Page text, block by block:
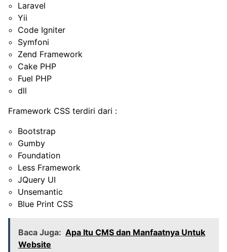
Laravel
Yii
Code Igniter
Symfoni
Zend Framework
Cake PHP
Fuel PHP
dll
Framework CSS terdiri dari :
Bootstrap
Gumby
Foundation
Less Framework
JQuery UI
Unsemantic
Blue Print CSS
Baca Juga: Apa Itu CMS dan Manfaatnya Untuk
Website